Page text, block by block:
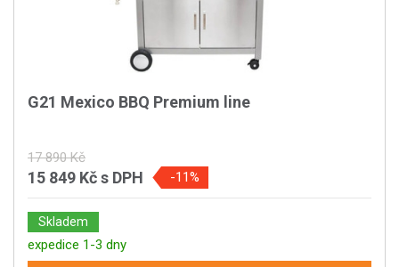
G21 Mexico BBQ Premium line
17 890 Kč
15 849 Kčs DPH -11%
Skladem
expedice 1-3 dny